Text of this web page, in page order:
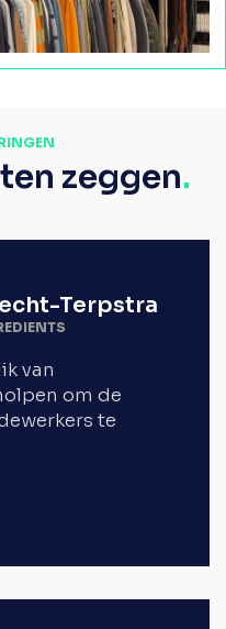
zeggen.
Terpstra
van
om de
te